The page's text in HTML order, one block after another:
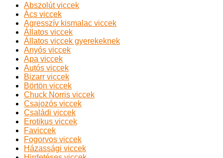
Abszolút viccek
Ács viccek
Agresszív kismalac viccek
Állatos viccek
Állatos viccek gyerekeknek
Anyós viccek
Apa viccek
Autós viccek
Bizarr viccek
Börtön viccek
Chuck Norris viccek
Csajozós viccek
Családi viccek
Erotikus viccek
Faviccek
Fogorvos viccek
Házassági viccek